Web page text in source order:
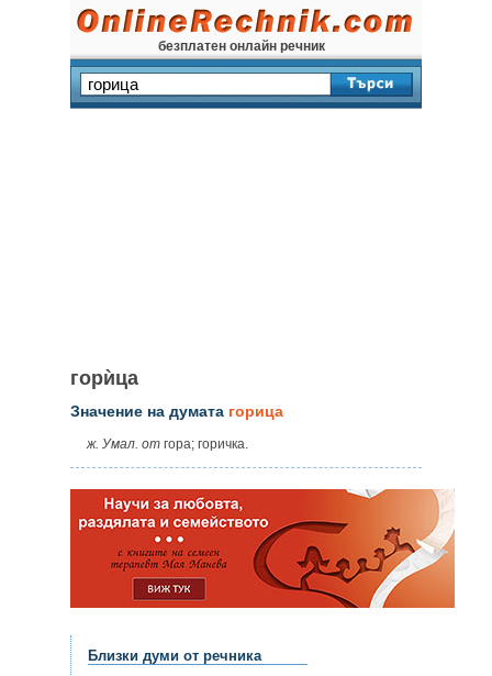
безплатен онлайн речник
горѝца
Значение на думата горица
ж. Умал. от гора; горичка.
Близки думи от речника